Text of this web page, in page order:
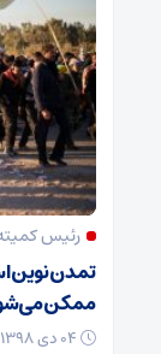
رئیس
تمدن نوین
ممکن